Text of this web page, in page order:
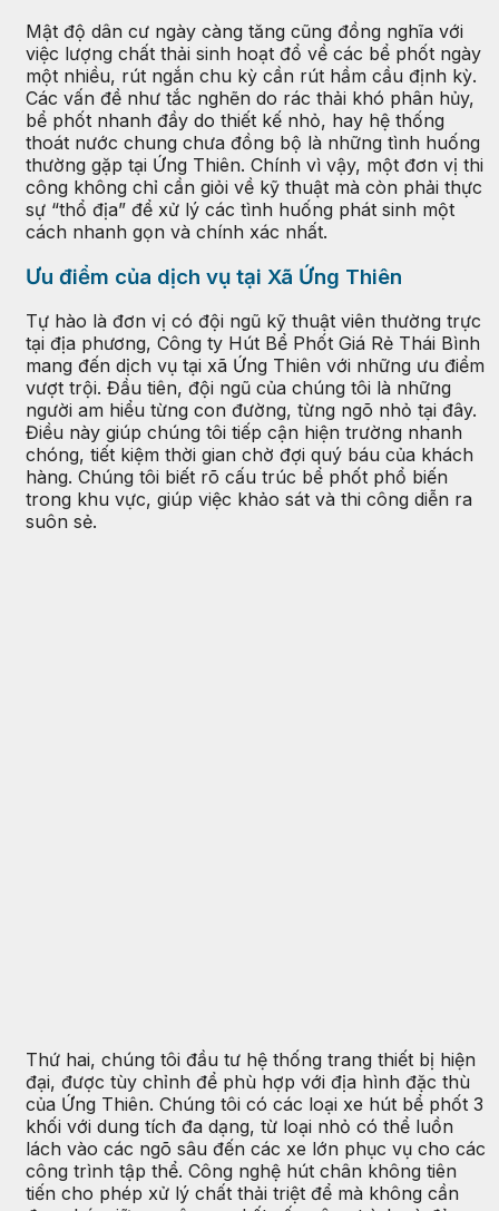
Mật độ dân cư ngày càng tăng cũng đồng nghĩa với
việc lượng chất thải sinh hoạt đổ về các bể phốt ngày
một nhiều, rút ngắn chu kỳ cần rút hầm cầu định kỳ.
Các vấn đề như tắc nghẽn do rác thải khó phân hủy,
bể phốt nhanh đầy do thiết kế nhỏ, hay hệ thống
thoát nước chung chưa đồng bộ là những tình huống
thường gặp tại Ứng Thiên. Chính vì vậy, một đơn vị thi
công không chỉ cần giỏi về kỹ thuật mà còn phải thực
sự “thổ địa” để xử lý các tình huống phát sinh một
cách nhanh gọn và chính xác nhất.
Ưu điểm của dịch vụ tại Xã Ứng Thiên
Tự hào là đơn vị có đội ngũ kỹ thuật viên thường trực
tại địa phương, Công ty Hút Bể Phốt Giá Rẻ Thái Bình
mang đến dịch vụ tại xã Ứng Thiên với những ưu điểm
vượt trội. Đầu tiên, đội ngũ của chúng tôi là những
người am hiểu từng con đường, từng ngõ nhỏ tại đây.
Điều này giúp chúng tôi tiếp cận hiện trường nhanh
chóng, tiết kiệm thời gian chờ đợi quý báu của khách
hàng. Chúng tôi biết rõ cấu trúc bể phốt phổ biến
trong khu vực, giúp việc khảo sát và thi công diễn ra
suôn sẻ.
Thứ hai, chúng tôi đầu tư hệ thống trang thiết bị hiện
đại, được tùy chỉnh để phù hợp với địa hình đặc thù
của Ứng Thiên. Chúng tôi có các loại xe hút bể phốt 3
khối với dung tích đa dạng, từ loại nhỏ có thể luồn
lách vào các ngõ sâu đến các xe lớn phục vụ cho các
công trình tập thể. Công nghệ hút chân không tiên
tiến cho phép xử lý chất thải triệt để mà không cần